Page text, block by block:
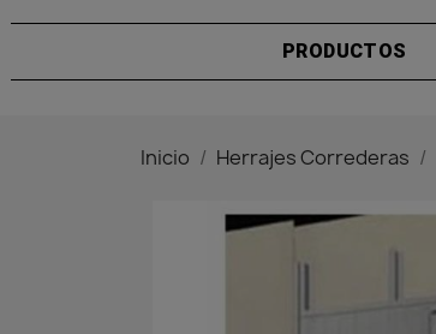
PRODUCTOS
Inicio Herrajes Correderas